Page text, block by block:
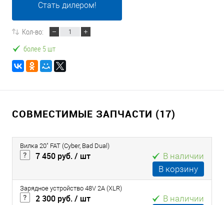
Стать дилером!
Кол-во:
более 5 шт
СОВМЕСТИМЫЕ ЗАПЧАСТИ (17)
Вилка 20" FAT (Cyber, Bad Dual)
7 450 руб./ шт
В наличии
В корзину
Зарядное устройство 48V 2A (XLR)
2 300 руб./ шт
В наличии